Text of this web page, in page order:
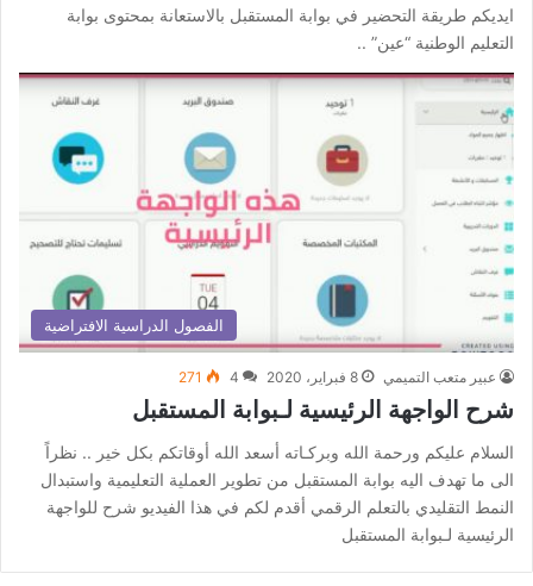
ايديكم طريقة التحضير في بوابة المستقبل بالاستعانة بمحتوى بوابة
التعليم الوطنية “عين” ..
الفصول الدراسية الافتراضية
عبير متعب التميمي 8 فبراير، 2020 4
271
شرح الواجهة الرئيسية لـبوابة المستقبل
السلام عليكم ورحمة الله وبركـاته أسعد الله أوقاتكم بكل خير .. نظراً
الى ما تهدف اليه بوابة المستقبل من تطوير العملية التعليمية واستبدال
النمط التقليدي بالتعلم الرقمي أقدم لكم في هذا الفيديو شرح للواجهة
الرئيسية لـبوابة المستقبل